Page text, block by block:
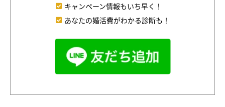
キャンペーン情報もいち早く！
あなたの婚活費がわかる診断も！